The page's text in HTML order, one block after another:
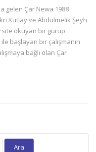
gelen Çar Newa 1988
Kutlay ve Abdülmelik Şeyh
okuyan bir gurup
başlayan bir çalışmanın
bağlı olan Çar